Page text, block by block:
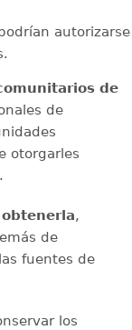
autorizarse
de
de
otorgarles
,
de
fuentes de
los